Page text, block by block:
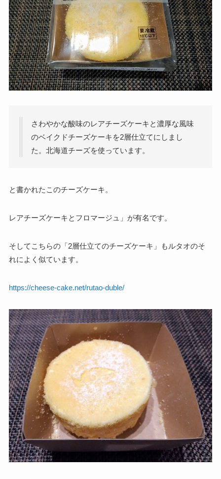
さわやかな酸味のレアチーズケーキと濃厚な風味
のベイクドチーズケーキを2層仕立てにしまし
た。北海道チーズを使っています。
と書かれたこのチーズケーキ。
レアチーズケーキとフロマージュ」が有名です。
そしてこちらの「2層仕立てのチーズケーキ」もルタオのそ
れによく似ています。
https://cheese-cake.net/rutao-duble/